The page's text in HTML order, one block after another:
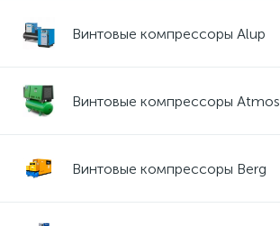
Винтовые компрессоры Alup
Винтовые компрессоры Atmos
Винтовые компрессоры Berg